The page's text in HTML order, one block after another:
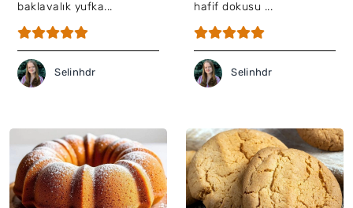
baklavalık yufka...
Selinhdr
hafif dokusu ...
Selinhdr